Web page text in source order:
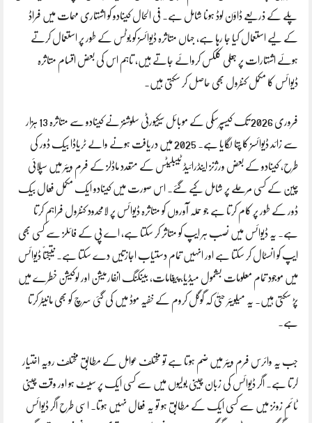
پلے کے ذریعے ڈاؤن لوڈ ہونا شامل ہے۔ فی الحال کینادو کو اشتہاری مہمات میں فراڈ
کے لیے استعمال کیا جا رہا ہے، جہاں متاثرہ ڈیوائسز کو بوٹس کے طور پر استعمال کرتے
ہوئے اشتہارات پر جعلی کلکس کروائے جاتے ہیں، تاہم اس کی بعض اقسام متاثرہ
ڈیوائس کا مکمل کنٹرول بھی حاصل کر سکتی ہیں۔
فروری 2026 تک کیسپرسکی کے موبائل سیکیورٹی سلوشنز نے کینادو سے متاثرہ 13 ہزار
سے زائد ڈیوائسز کا پتا لگایا ہے۔ 2025 میں دریافت ہونے والے ٹریاڈا بیک ڈور کی
طرح، کینادو کے بعض ورژنز اینڈرائیڈ ٹیبلیٹس کے متعدد ماڈلز کے فرم ویئر میں سپلائی
چین کے کسی مرحلے پر شامل کیے گئے۔ اس صورت میں کینادو ایک مکمل فعال بیک
ڈور کے طور پر کام کرتا ہے جو حملہ آوروں کو متاثرہ ڈیوائس پر لامحدود کنٹرول فراہم کرتا
ہے۔ یہ ڈیوائس میں نصب ہر ایپ کو متاثر کر سکتا ہے، اے پی کے فائلز سے کسی بھی
ایپ کو انسٹال کر سکتا ہے اور انہیں تمام دستیاب اجازتیں دے سکتا ہے۔ نتیجتاً ڈیوائس
میں موجود تمام معلومات بشمول میڈیا، پیغامات، بینکنگ انفارمیشن اور لوکیشن خطرے میں
پڑ سکتی ہیں۔ یہ میلویئر حتیٰ کہ گوگل کروم کے خفیہ موڈ میں کی گئی سرچ کو بھی مانیٹر کرتا
ہے۔
جب یہ وائرس فرم ویئر میں ضم ہوتا ہے تو مختلف عوامل کے مطابق مختلف رویہ اختیار
کرتا ہے۔ اگر ڈیوائس کی زبان چینی بولیوں میں سے کسی ایک پر سیٹ ہو اور وقت چینی
ٹائم زونز میں سے کسی ایک کے مطابق ہو تو یہ فعال نہیں ہوتا۔ اسی طرح اگر ڈیوائس